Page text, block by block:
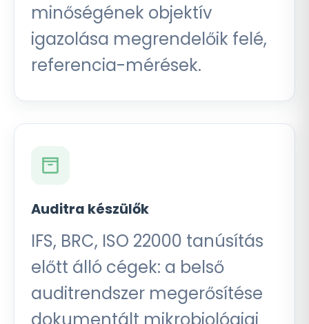
minőségének objektív
igazolása megrendelőik felé,
referencia-mérések.
Auditra készülők
IFS, BRC, ISO 22000 tanúsítás
előtt álló cégek: a belső
auditrendszer megerősítése
dokumentált mikrobiológiai